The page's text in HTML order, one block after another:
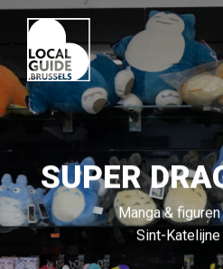
SUPER
Manga &
Sint-